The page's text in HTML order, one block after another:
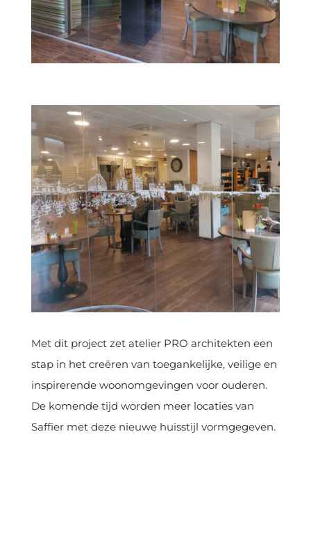
Met dit project zet atelier PRO architekten een
stap in het creëren van toegankelijke, veilige en
inspirerende woonomgevingen voor ouderen.
De komende tijd worden meer locaties van
Saffier met deze nieuwe huisstijl vormgegeven.